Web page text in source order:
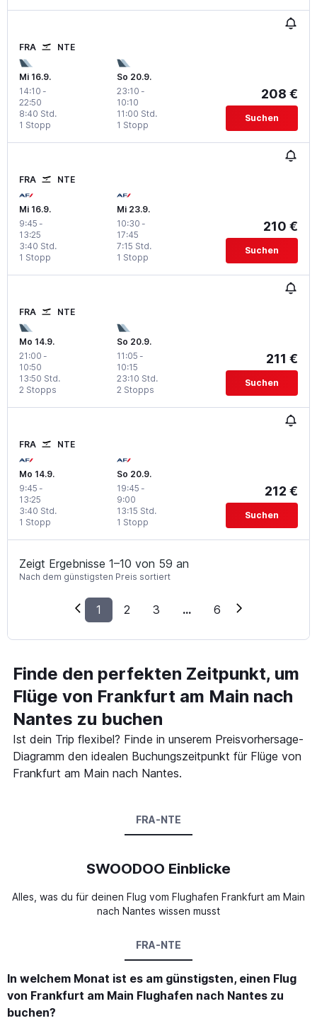
FRA NTE
Mi 16.9.
14:10 -
22:50
1 Stopp
8:40 Std.
So 20.9.
23:10 -
10:10
1 Stopp
11:00 Std.
208 €
Suchen
FRA NTE
Mi 16.9.
9:45 -
13:25
1 Stopp
3:40 Std.
Mi 23.9.
10:30 -
17:45
1 Stopp
7:15 Std.
210 €
Suchen
FRA NTE
Mo 14.9.
21:00 -
10:50
2 Stopps
13:50 Std.
So 20.9.
11:05 -
10:15
2 Stopps
23:10 Std.
211 €
Suchen
FRA NTE
Mo 14.9.
9:45 -
13:25
1 Stopp
3:40 Std.
So 20.9.
19:45 -
9:00
1 Stopp
13:15 Std.
212 €
Suchen
Zeigt Ergebnisse 1–10 von 59 an
Nach dem günstigsten Preis sortiert
1 2 3 ... 6
Finde den perfekten Zeitpunkt, um
Flüge von Frankfurt am Main nach
Nantes zu buchen
Ist dein Trip flexibel? Finde in unserem Preisvorhersage-
Diagramm den idealen Buchungszeitpunkt für Flüge von
Frankfurt am Main nach Nantes.
FRA-NTE
SWOODOO Einblicke
Alles, was du für deinen Flug vom Flughafen Frankfurt am Main
nach Nantes wissen musst
FRA-NTE
In welchem Monat ist es am günstigsten, einen Flug
von Frankfurt am Main Flughafen nach Nantes zu
buchen?